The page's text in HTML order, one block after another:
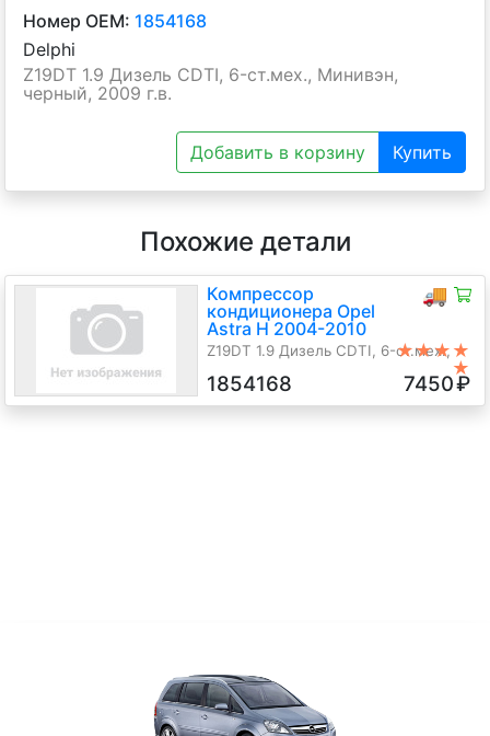
Номер OEM: 1854168
Delphi
Z19DT 1.9 Дизель CDTI, 6-ст.мех., Минивэн,
черный, 2009 г.в.
Добавить в корзину Купить
Похожие детали
🚚
Компрессор
кондиционера Opel
Astra H 2004-2010
Z19DT 1.9 Дизель CDTI, 6-ст.мех.,
★★★★
★
1854168 7450₽